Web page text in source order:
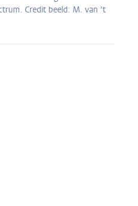
Credit beeld: M. van ’t
Mastodon